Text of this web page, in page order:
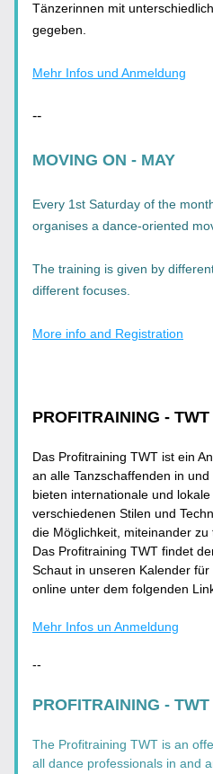
Tänzerinnen mit
gegeben.
Mehr Infos und Anmeldung
--
MOVING ON - MAY
Every 1st Saturday of the
organises a dance-oriented
The training is given by
different focuses.
More info and Registration
PROFITRAINING - TWT
Das Profitraining TWT ist ein
an alle Tanzschaffenden in
bieten internationale und
verschiedenen Stilen und
die Möglichkeit, miteinander zu
Das Profitraining TWT findet
Schaut in unseren Kalender
online unter dem folgenden
Mehr Infos un Anmeldung
--
PROFITRAINING - TWT
The Profitraining TWT is an
all dance professionals in and